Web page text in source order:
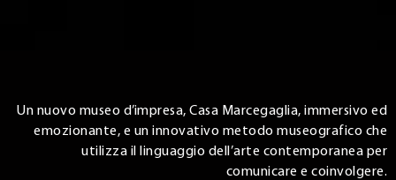
Un nuovo museo d’impresa, Casa Marcegaglia, immersivo ed
emozionante, e un innovativo metodo museografico che
utilizza il linguaggio dell’arte contemporanea per
comunicare e coinvolgere.